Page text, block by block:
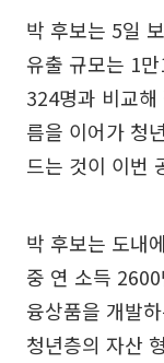
박 후보는 5일
유출 규모는 1
324명과 비교
름을 이어가 청
드는 것이 이번
박 후보는 도내
중 연 소득
융상품을 개발
청년층의 자산